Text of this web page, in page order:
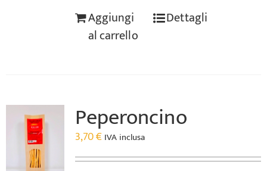
Aggiungi
al carrello
Dettagli
Peperoncino
3,70€ IVA inclusa